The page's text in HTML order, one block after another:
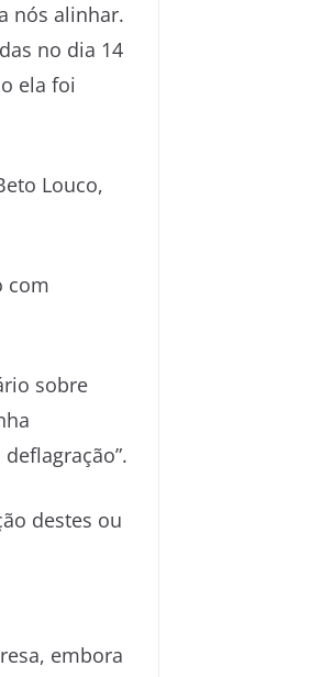
nós alinhar.
no dia 14
ela foi
Louco,
com
sobre
destes ou
embora